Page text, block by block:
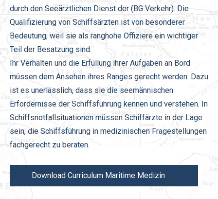
durch den Seeärztlichen Dienst der (BG Verkehr). Die
Qualifizierung von Schiffsärzten ist von besonderer
Bedeutung, weil sie als ranghohe Offiziere ein wichtiger
Teil der Besatzung sind.
Ihr Verhalten und die Erfüllung ihrer Aufgaben an Bord
müssen dem Ansehen ihres Ranges gerecht werden. Dazu
ist es unerlässlich, dass sie die seemännischen
Erfordernisse der Schiffsführung kennen und verstehen. In
Schiffsnotfallsituationen müssen Schiffärzte in der Lage
sein, die Schiffsführung in medizinischen Fragestellungen
fachgerecht zu beraten.
Download Curriculum Maritime Medizin